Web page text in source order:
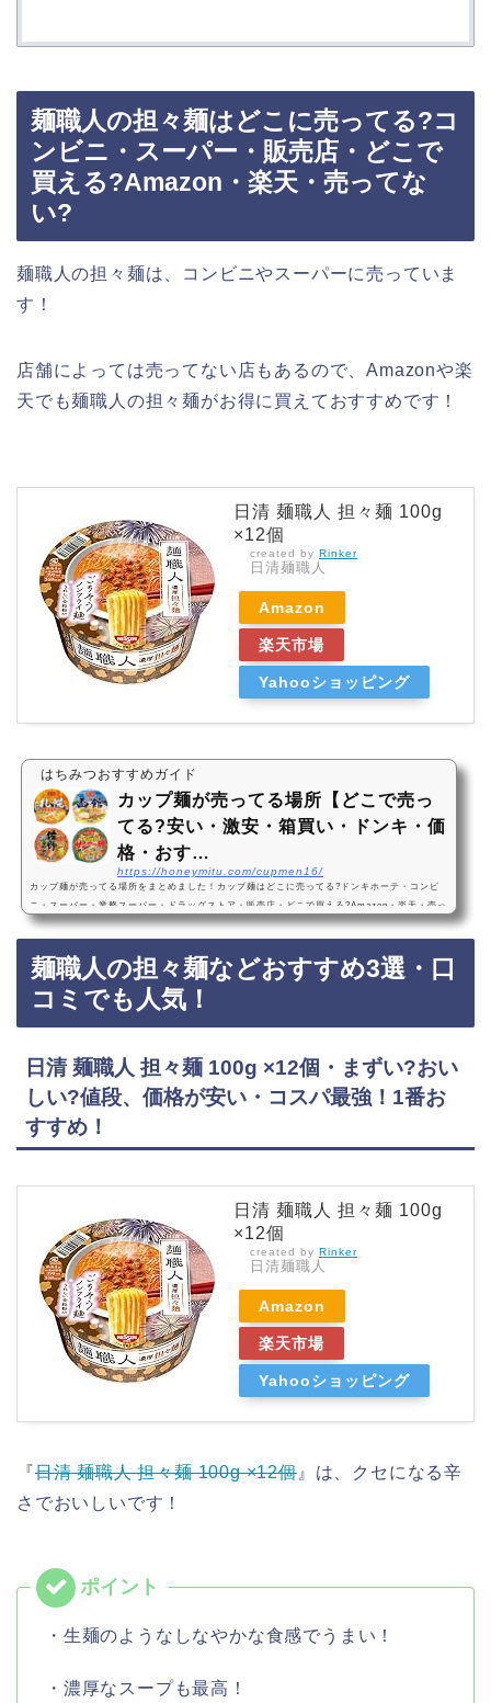
麺職人の担々麺はどこに売ってる?コ
ンビニ・スーパー・販売店・どこで
買える?Amazon・楽天・売ってな
い?
麺職人の担々麺は、コンビニやスーパーに売っていま
す！
店舗によっては売ってない店もあるので、Amazonや楽
天でも麺職人の担々麺がお得に買えておすすめです！
日清 麺職人 担々麺 100g
×12個
created by Rinker
日清麺職人
Amazon
楽天市場
Yahooショッピング
はちみつおすすめガイド
カップ麺が売ってる場所【どこで売っ
てる?安い・激安・箱買い・ドンキ・価
格・おす…
https://honeymitu.com/cupmen16/
カップ麺が売ってる場所をまとめました！カップ麺はどこに売ってる?ドンキホーテ・コンビ
ニ・スーパー・業務スーパー・ドラッグストア・販売店・どこで買える?Amazon・楽天・売っ
てない?詰め合わせ・カップラーメンカップ麺は、ドンキホーテ、コンビニ、スーパー、業務
おすすめです！カップ麺おすすめランキングトップ3・口コミでも人気！1位：ヤマダイ 凄麺 1
2種類 食べくらべセット ※時期によりセット内容に変更あり・カップ麺の詰め合わせ・ま…
麺職人の担々麺などおすすめ3選・口
コミでも人気！
日清 麺職人 担々麺 100g ×12個・まずい?おい
しい?値段、価格が安い・コスパ最強！1番お
すすめ！
日清 麺職人 担々麺 100g
×12個
created by Rinker
日清麺職人
Amazon
楽天市場
Yahooショッピング
『日清 麺職人 担々麺 100g ×12個』は、クセになる辛
さでおいしいです！
・生麺のようなしなやかな食感でうまい！
・濃厚なスープも最高！